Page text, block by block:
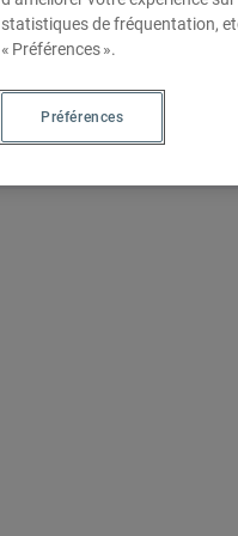
statistiques de fréquentation,
« Préférences ».
Préférences